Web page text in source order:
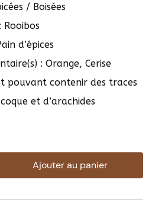
/ Boisées
Rooibos
d’épices
: Orange, Cerise
pouvant contenir des traces
et d’arachides
Ajouter au panier